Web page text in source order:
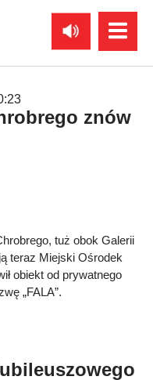
znów
tuż obok Galerii
teraz Miejski Ośrodek
obiekt od prywatnego
„FALA”.